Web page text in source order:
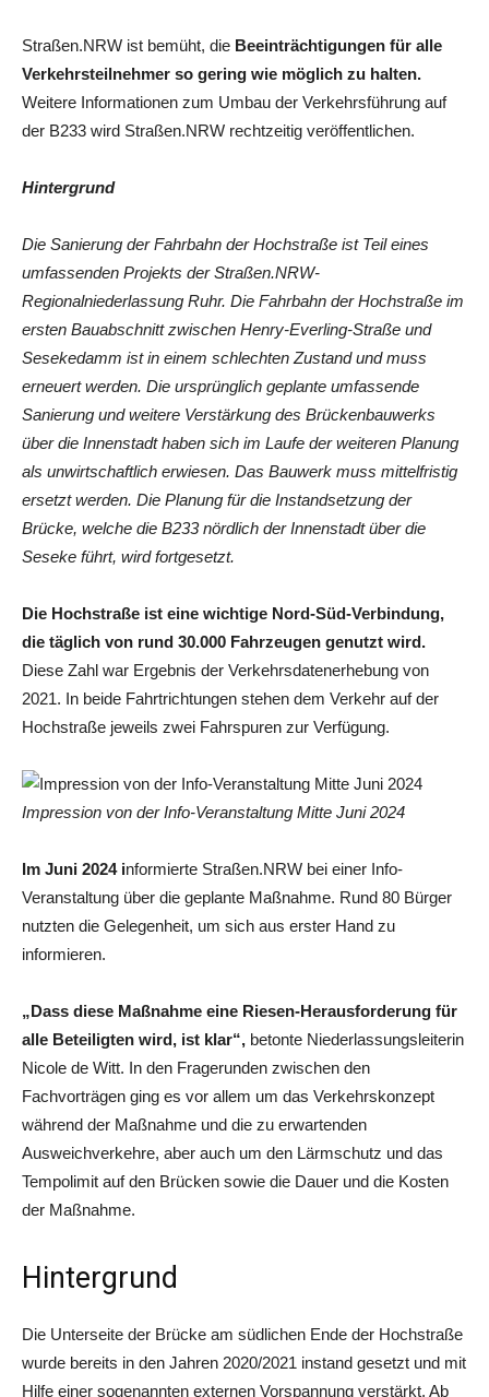
Straßen.NRW ist bemüht, die Beeinträchtigungen für alle
Verkehrsteilnehmer so gering wie möglich zu halten.
Weitere Informationen zum Umbau der Verkehrsführung auf
der B233 wird Straßen.NRW rechtzeitig veröffentlichen.
Hintergrund
Die Sanierung der Fahrbahn der Hochstraße ist Teil eines
umfassenden Projekts der Straßen.NRW-
Regionalniederlassung Ruhr. Die Fahrbahn der Hochstraße im
ersten Bauabschnitt zwischen Henry-Everling-Straße und
Sesekedamm ist in einem schlechten Zustand und muss
erneuert werden. Die ursprünglich geplante umfassende
Sanierung und weitere Verstärkung des Brückenbauwerks
über die Innenstadt haben sich im Laufe der weiteren Planung
als unwirtschaftlich erwiesen. Das Bauwerk muss mittelfristig
ersetzt werden. Die Planung für die Instandsetzung der
Brücke, welche die B233 nördlich der Innenstadt über die
Seseke führt, wird fortgesetzt.
Die Hochstraße ist eine wichtige Nord-Süd-Verbindung,
die täglich von rund 30.000 Fahrzeugen genutzt wird.
Diese Zahl war Ergebnis der Verkehrsdatenerhebung von
2021. In beide Fahrtrichtungen stehen dem Verkehr auf der
Hochstraße jeweils zwei Fahrspuren zur Verfügung.
Impression von der Info-Veranstaltung Mitte Juni 2024
Im Juni 2024 informierte Straßen.NRW bei einer Info-
Veranstaltung über die geplante Maßnahme. Rund 80 Bürger
nutzten die Gelegenheit, um sich aus erster Hand zu
informieren.
„Dass diese Maßnahme eine Riesen-Herausforderung für
alle Beteiligten wird, ist klar“, betonte Niederlassungsleiterin
Nicole de Witt. In den Fragerunden zwischen den
Fachvorträgen ging es vor allem um das Verkehrskonzept
während der Maßnahme und die zu erwartenden
Ausweichverkehre, aber auch um den Lärmschutz und das
Tempolimit auf den Brücken sowie die Dauer und die Kosten
der Maßnahme.
Hintergrund
Die Unterseite der Brücke am südlichen Ende der Hochstraße
wurde bereits in den Jahren 2020/2021 instand gesetzt und mit
Hilfe einer sogenannten externen Vorspannung verstärkt. Ab